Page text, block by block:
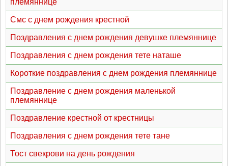
племяннице
Смс с днем рождения крестной
Поздравления с днем рождения девушке племяннице
Поздравления с днем рождения тете наташе
Короткие поздравления с днем рождения племяннице
Поздравление с днем рождения маленькой
племяннице
Поздравление крестной от крестницы
Поздравления с днем рождения тете тане
Тост свекрови на день рождения